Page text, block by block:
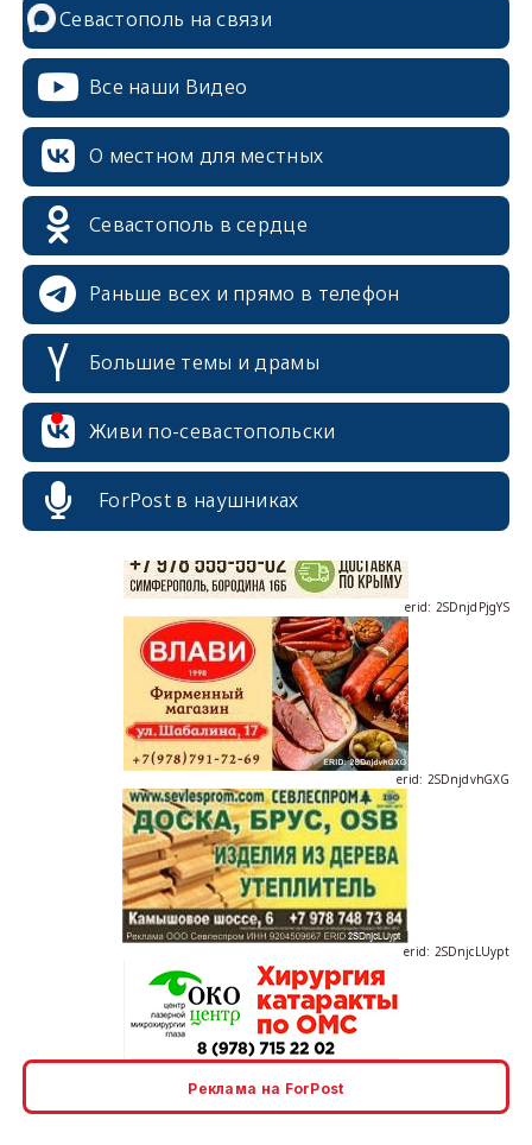
Севастополь на связи
Все наши Видео
О местном для местных
Севастополь в сердце
Раньше всех и прямо в телефон
Большие темы и драмы
Живи по-севастопольски
ForPost в наушниках
erid: 2SDnjcrDNw6
erid: 2SDnjdPjgYS
erid: 2SDnjdvhGXG
erid: 2SDnjcLUypt
Реклама на ForPost